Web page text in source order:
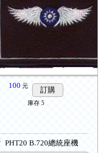
100元 訂購
庫存 5
PHT20 B.720總統座機